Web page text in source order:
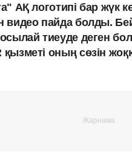
АҚ логотипі бар жүк
видео пайда болды.
тиеуде деген
оның сөзін